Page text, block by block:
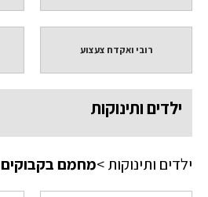
רובי ואקדח צעצוע
ילדים ותינוקות
ילדים ותינוקות>מחמם בקבוקים